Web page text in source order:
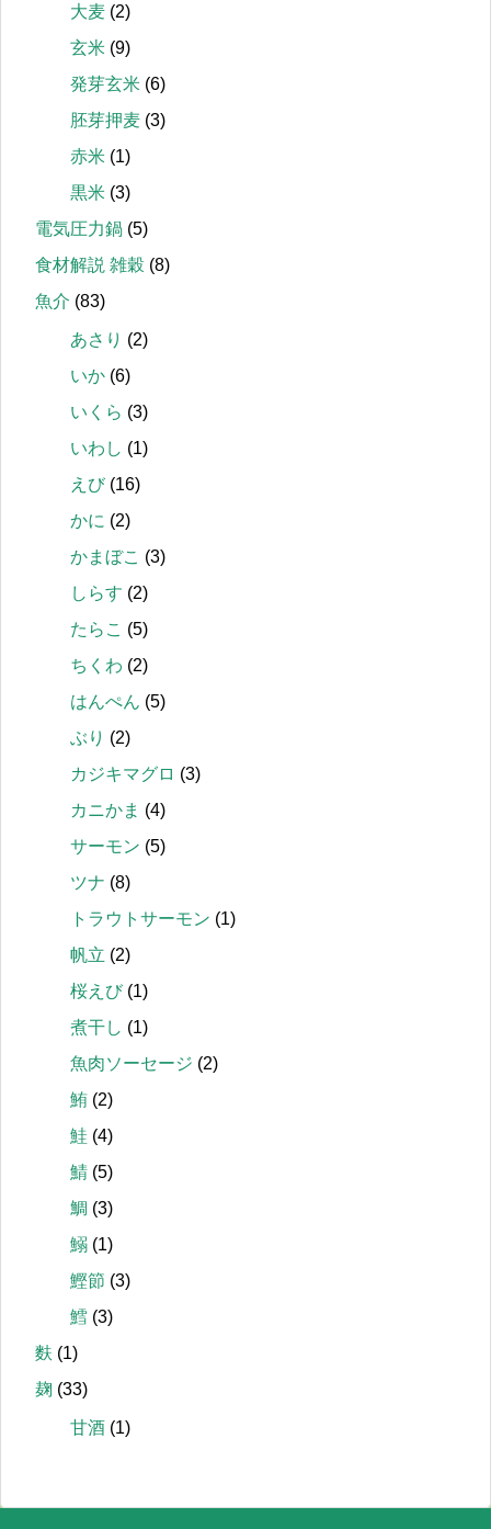
大麦 (2)
玄米 (9)
発芽玄米 (6)
胚芽押麦 (3)
赤米 (1)
黒米 (3)
電気圧力鍋 (5)
食材解説 雑穀 (8)
魚介 (83)
あさり (2)
いか (6)
いくら (3)
いわし (1)
えび(16)
かに (2)
かまぼこ (3)
しらす (2)
たらこ (5)
ちくわ (2)
はんぺん (5)
ぶり (2)
カジキマグロ (3)
カニかま (4)
サーモン (5)
ツナ (8)
トラウトサーモン (1)
帆立 (2)
桜えび(1)
煮干し (1)
魚肉ソーセージ (2)
鮪 (2)
鮭 (4)
鯖 (5)
鯛 (3)
鰯 (1)
鰹節 (3)
鱈 (3)
麩 (1)
麹 (33)
甘酒 (1)